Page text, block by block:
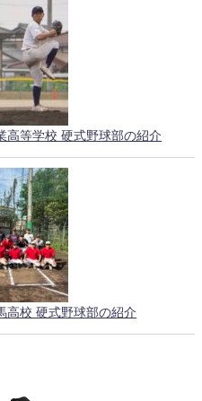
高等学校 硬式野球部の紹介
高校 硬式野球部の紹介